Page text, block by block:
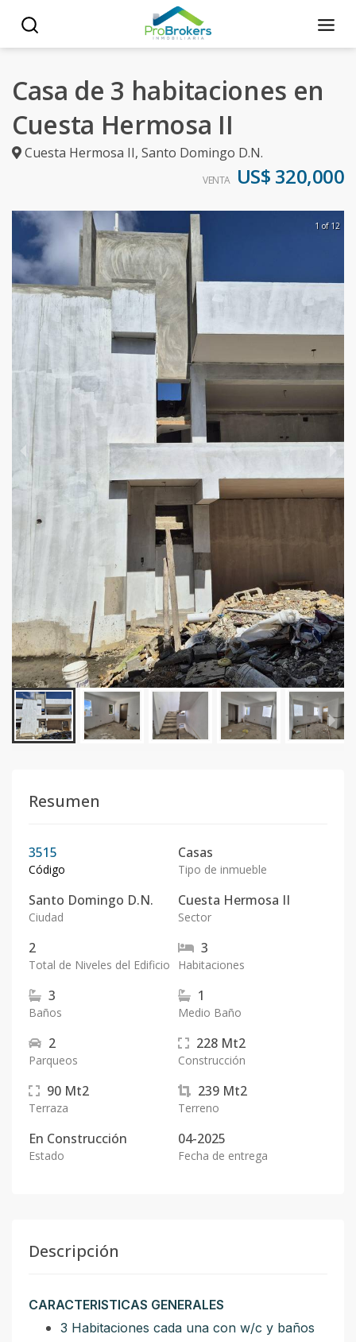
Casa de 3 habitaciones en
Cuesta Hermosa II
Cuesta Hermosa II, Santo Domingo D.N.
VENTA US$ 320,000
1 of 12
Resumen
3515
Código
Casas
Tipo de inmueble
Santo Domingo D.N.
Ciudad
Cuesta Hermosa II
Sector
2
Total de Niveles del Edificio
3
Habitaciones
3
Baños
1
Medio Baño
2
Parqueos
228 Mt2
Construcción
90 Mt2
Terraza
239 Mt2
Terreno
En Construcción
Estado
04-2025
Fecha de entrega
Descripción
CARACTERISTICAS GENERALES
3 Habitaciones cada una con w/c y baños